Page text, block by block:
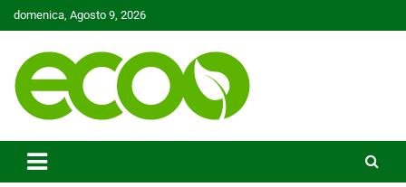
Skip
to
domenica, Agosto 9, 2026
Ecoo.it